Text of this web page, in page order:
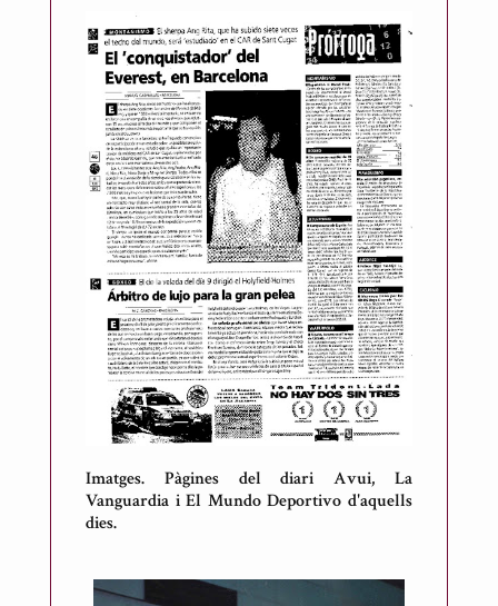
Imatges. Pàgines del diari Avui, La
Vanguardia i El Mundo Deportivo d'aquells
dies.